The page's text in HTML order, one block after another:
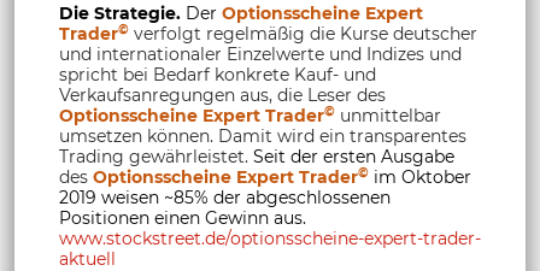
Die Strategie. Der Optionsscheine Expert
Trader© verfolgt regelmäßig die Kurse deutscher
und internationaler Einzelwerte und Indizes und
spricht bei Bedarf konkrete Kauf- und
Verkaufsanregungen aus, die Leser des
Optionsscheine Expert Trader© unmittelbar
umsetzen können. Damit wird ein transparentes
Trading gewährleistet. Seit der ersten Ausgabe
des Optionsscheine Expert Trader© im Oktober
2019 weisen ~85% der abgeschlossenen
Positionen einen Gewinn aus.
www.stockstreet.de/optionsscheine-expert-trader-
aktuell